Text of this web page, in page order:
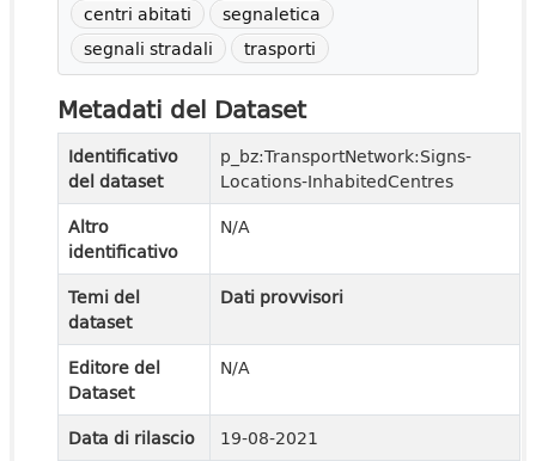
centri abitati
segnaletica
segnali stradali
trasporti
Metadati del Dataset
Identificativo
del dataset
p_bz:TransportNetwork:Signs-
Locations-InhabitedCentres
Altro
identificativo
N/A
Temi del
dataset
Dati provvisori
Editore del
Dataset
N/A
Data di rilascio
19-08-2021